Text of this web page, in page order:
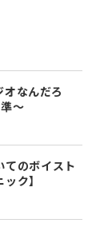
なんだろ
～
てのボイスト
ク】